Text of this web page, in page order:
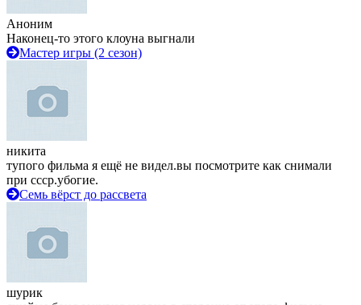
Аноним
Наконец-то этого клоуна выгнали
Мастер игры (2 сезон)
никита
тупого фильма я ещё не видел.вы посмотрите как снимали
при ссср.убогие.
Семь вёрст до рассвета
шурик